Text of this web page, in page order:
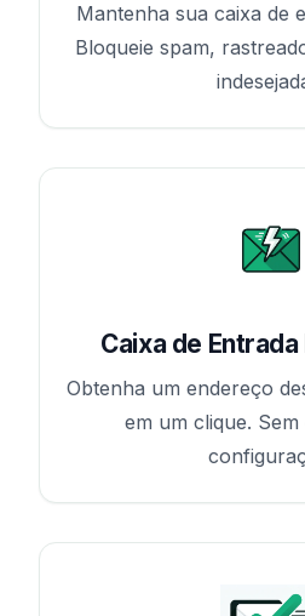
Mantenha sua caixa de
Bloqueie spam,
Caixa de
Obtenha um endereço
em um clique.